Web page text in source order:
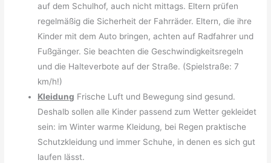
auf dem Schulhof, auch nicht mittags. Eltern prüfen
regelmäßig die Sicherheit der Fahrräder. Eltern, die ihre
Kinder mit dem Auto bringen, achten auf Radfahrer und
Fußgänger. Sie beachten die Geschwindigkeitsregeln
und die Halteverbote auf der Straße. (Spielstraße: 7
km/h!)
Kleidung Frische Luft und Bewegung sind gesund.
Deshalb sollen alle Kinder passend zum Wetter gekleidet
sein: im Winter warme Kleidung, bei Regen praktische
Schutzkleidung und immer Schuhe, in denen es sich gut
laufen lässt.